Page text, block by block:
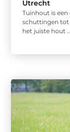
Utrecht
Tuinhout is
schuttingen tot
het juiste hout